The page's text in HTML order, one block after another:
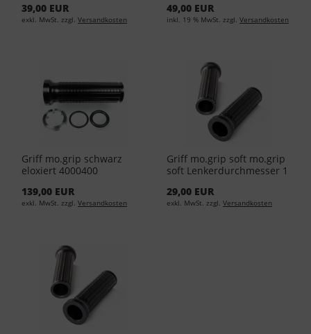
39,00 EUR
exkl. MwSt. zzgl. Versandkosten
49,00 EUR
inkl. 19 % MwSt. zzgl. Versandkosten
Griff mo.grip schwarz
eloxiert 4000400
139,00 EUR
exkl. MwSt. zzgl. Versandkosten
Griff mo.grip soft mo.grip
soft Lenkerdurchmesser 1
29,00 EUR
exkl. MwSt. zzgl. Versandkosten